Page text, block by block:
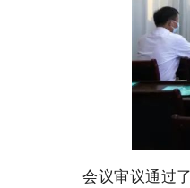
会议审议通过